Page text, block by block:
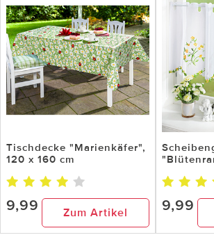
Tischdecke "Marienkäfer",
120 x 160 cm
9,99 Zum Artikel 9,99